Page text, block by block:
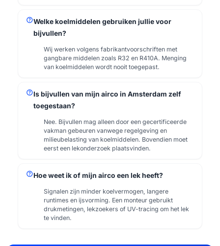
helpWelke koelmiddelen gebruiken jullie voor
bijvullen?
Wij werken volgens fabrikantvoorschriften met
gangbare middelen zoals R32 en R410A. Menging
van koelmiddelen wordt nooit toegepast.
helpIs bijvullen van mijn airco in Amsterdam zelf
toegestaan?
Nee. Bijvullen mag alleen door een gecertificeerde
vakman gebeuren vanwege regelgeving en
milieubelasting van koelmiddelen. Bovendien moet
eerst een lekonderzoek plaatsvinden.
helpHoe weet ik of mijn airco een lek heeft?
Signalen zijn minder koelvermogen, langere
runtimes en ijsvorming. Een monteur gebruikt
drukmetingen, lekzoekers of UV-tracing om het lek
te vinden.